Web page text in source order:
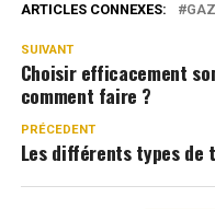
ARTICLES CONNEXES:
SUIVANT
Choisir efficacement
comment faire ?
PRÉCEDENT
Les différents types